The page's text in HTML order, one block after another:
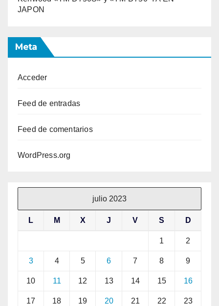
JAPON
Meta
Acceder
Feed de entradas
Feed de comentarios
WordPress.org
julio 2023
L M X J V S D
1 2
3 4 5 6 7 8 9
10 11 12 13 14 15 16
17 18 19 20 21 22 23